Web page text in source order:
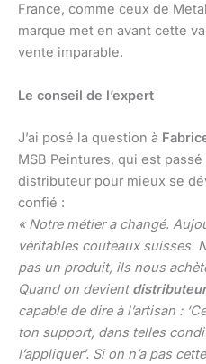
France, comme ceux de
marque met en avant cette
vente imparable.
Le conseil de l’expert
J’ai posé la question à
MSB Peintures, qui est
distributeur pour mieux se
confié :
« Notre métier a changé.
véritables couteaux suisses.
pas un produit, ils nous
Quand on devient
capable de dire à l’artisan :
ton support, dans telles
l’appliquer’. Si on n’a pas